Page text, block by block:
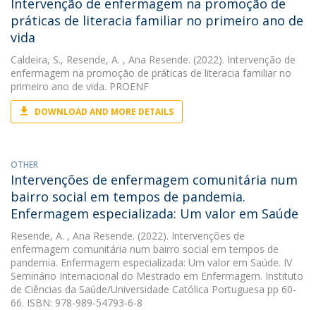
Intervenção de enfermagem na promoção de
práticas de literacia familiar no primeiro ano de
vida
Caldeira, S., Resende, A. , Ana Resende. (2022). Intervenção de
enfermagem na promoção de práticas de literacia familiar no
primeiro ano de vida. PROENF
DOWNLOAD AND MORE DETAILS
OTHER
Intervenções de enfermagem comunitária num
bairro social em tempos de pandemia.
Enfermagem especializada: Um valor em Saúde
Resende, A. , Ana Resende. (2022). Intervenções de
enfermagem comunitária num bairro social em tempos de
pandemia. Enfermagem especializada: Um valor em Saúde. IV
Seminário Internacional do Mestrado em Enfermagem. Instituto
de Ciências da Saúde/Universidade Católica Portuguesa pp 60-
66. ISBN: 978-989-54793-6-8